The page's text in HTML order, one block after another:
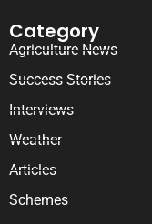
Category
Agriculture News
Success Stories
Interviews
Weather
Articles
Schemes